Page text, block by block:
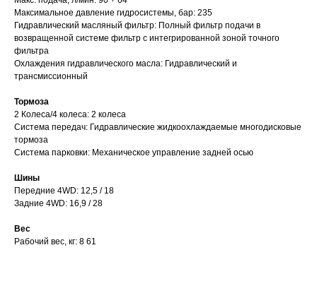
Максимальное давление гидросистемы, бар: 235
Гидравлический масляный фильтр: Полный фильтр подачи в
возвращенной системе фильтр с интегрированной зоной точного
фильтра
Охлаждения гидравлического масла: Гидравлический и
трансмиссионный
Тормоза
2 Колеса/4 колеса: 2 колеса
Система передач: Гидравлические жидкоохлаждаемые многодисковые
тормоза
Система парковки: Механическое управление задней осью
Шины
Передние 4WD: 12,5 / 18
Задние 4WD: 16,9 / 28
Вес
Рабочий вес, кг: 8 61
?
Вам нужна